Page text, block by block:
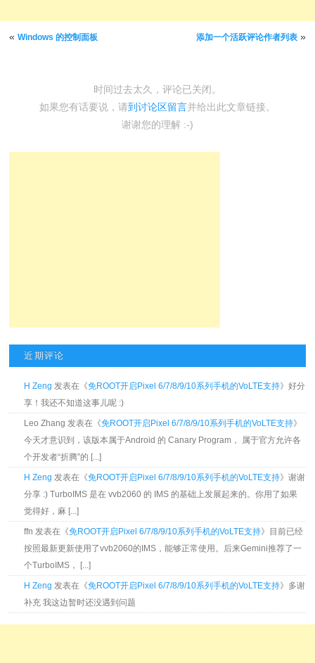
文章导航
«Windows 的控制面板 添加一个活跃评论作者列表»
时间过去太久，评论已关闭。
如果您有话要说，请到讨论区留言并给出此文章链接。
谢谢您的理解 :-)
近期评论
H Zeng 发表在《免ROOT开启Pixel 6/7/8/9/10系列手机的VoLTE支持》好分
享！我还不知道这事儿呢 :)
Leo Zhang 发表在《免ROOT开启Pixel 6/7/8/9/10系列手机的VoLTE支持》
今天才意识到，该版本属于Android 的 Canary Program， 属于官方允许各
个开发者“折腾”的 [...]
H Zeng 发表在《免ROOT开启Pixel 6/7/8/9/10系列手机的VoLTE支持》谢谢
分享 :) TurboIMS 是在 vvb2060 的 IMS 的基础上发展起来的。你用了如果
觉得好，麻 [...]
ffn 发表在《免ROOT开启Pixel 6/7/8/9/10系列手机的VoLTE支持》目前已经
按照最新更新使用了vvb2060的IMS，能够正常使用。后来Gemini推荐了一
个TurboIMS， [...]
H Zeng 发表在《免ROOT开启Pixel 6/7/8/9/10系列手机的VoLTE支持》多谢
补充 我这边暂时还没遇到问题